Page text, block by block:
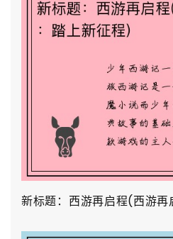
新标题：西游再启程(西游